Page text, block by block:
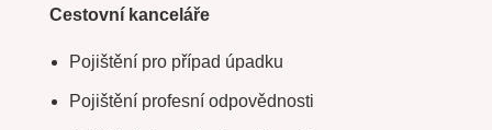
Cestovní kanceláře
Pojištění pro případ úpadku
Pojištění profesní odpovědnosti